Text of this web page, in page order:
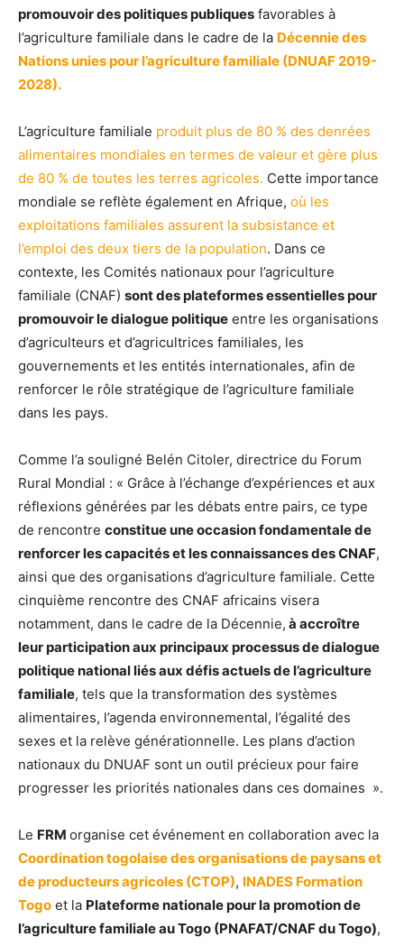
promouvoir des politiques publiques favorables à
l’agriculture familiale dans le cadre de la Décennie des
Nations unies pour l’agriculture familiale (DNUAF 2019-
2028).
L’agriculture familiale produit plus de 80 % des denrées
alimentaires mondiales en termes de valeur et gère plus
de 80 % de toutes les terres agricoles. Cette importance
mondiale se reflète également en Afrique, où les
exploitations familiales assurent la subsistance et
l’emploi des deux tiers de la population. Dans ce
contexte, les Comités nationaux pour l’agriculture
familiale (CNAF) sont des plateformes essentielles pour
promouvoir le dialogue politique entre les organisations
d’agriculteurs et d’agricultrices familiales, les
gouvernements et les entités internationales, afin de
renforcer le rôle stratégique de l’agriculture familiale
dans les pays.
Comme l’a souligné Belén Citoler, directrice du Forum
Rural Mondial : « Grâce à l’échange d’expériences et aux
réflexions générées par les débats entre pairs, ce type
de rencontre constitue une occasion fondamentale de
renforcer les capacités et les connaissances des CNAF,
ainsi que des organisations d’agriculture familiale. Cette
cinquième rencontre des CNAF africains visera
notamment, dans le cadre de la Décennie, à accroître
leur participation aux principaux processus de dialogue
politique national liés aux défis actuels de l’agriculture
familiale, tels que la transformation des systèmes
alimentaires, l’agenda environnemental, l’égalité des
sexes et la relève générationnelle. Les plans d’action
nationaux du DNUAF sont un outil précieux pour faire
progresser les priorités nationales dans ces domaines ».
Le FRM organise cet événement en collaboration avec la
Coordination togolaise des organisations de paysans et
de producteurs agricoles (CTOP), INADES Formation
Togo et la Plateforme nationale pour la promotion de
l’agriculture familiale au Togo (PNAFAT/CNAF du Togo),